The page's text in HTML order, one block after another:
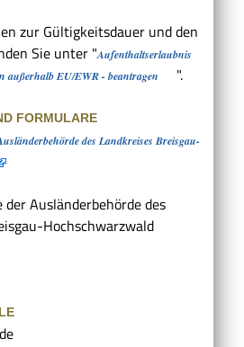
zur Gültigkeitsdauer und den
Sie unter "Aufenthaltserlaubnis
außerhalb EU/EWR - beantragen
".
FORMULARE
des Landkreises Breisgau-
Ausländerbehörde des
Hochschwarzwald